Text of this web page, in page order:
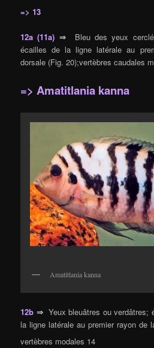
=> 13
12a (11a) ⇒Bleu des yeux
écailles de la ligne latérale au
dorsale (Fig. 20);vertèbres caudales
=> Amatitlania kanna
Amatitlania kanna
12b ⇒ Yeux bleuâtres ou verdâtres;
la ligne latérale au premier rayon de
vertèbres modales 14